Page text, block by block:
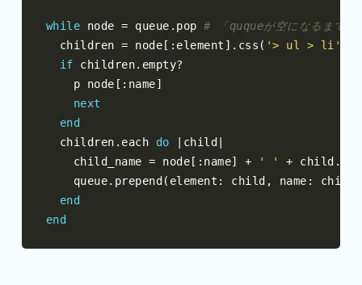
while node = queue . pop # 「ququeが空になるまで」
  children
= node[: element ]. css ( '> ul > li'
if children. empty?
    p node
[: name]
next
end
  children
. each do | child|
    child_name
= node[: name] + ' ' + child .
    queue
. prepend( element : child , name :
end
end